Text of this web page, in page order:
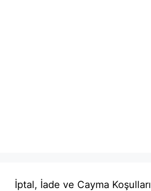
İptal, İade ve Cayma Koşulları